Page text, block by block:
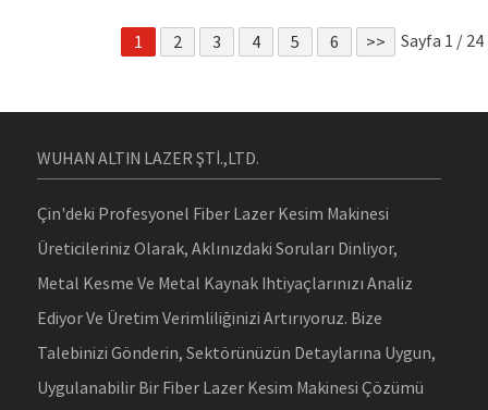
1 2 3 4 5 6 >> Sayfa 1 / 24
WUHAN ALTIN ​​LAZER ŞTİ.,LTD.
Çin'deki Profesyonel Fiber Lazer Kesim Makinesi
Üreticileriniz Olarak, Aklınızdaki Soruları Dinliyor,
Metal Kesme Ve Metal Kaynak Ihtiyaçlarınızı Analiz
Ediyor Ve Üretim Verimliliğinizi Artırıyoruz. Bize
Talebinizi Gönderin, Sektörünüzün Detaylarına Uygun,
Uygulanabilir Bir Fiber Lazer Kesim Makinesi Çözümü